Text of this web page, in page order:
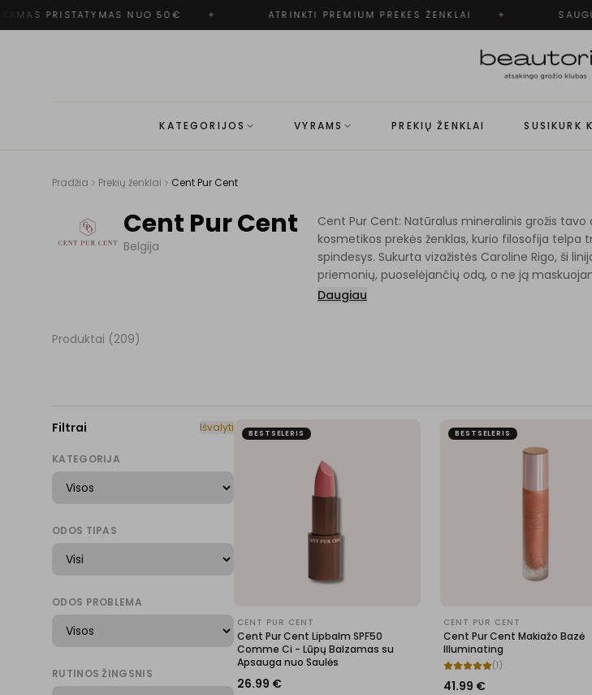
PRISTATYMAS NUO 50€ ATRINKTI PREMIUM PREKĖS ŽENKLAI
KATEGORIJOS VYRAMS PREKIŲ ŽENKLAI SUSIKURK
Pradžia Prekių ženklai Cent Pur Cent
Cent Pur Cent
Belgija
Cent Pur Cent: Natūralus mineralinis grožis
kosmetikos prekės ženklas, kurio filosofija telpa
spindesys. Sukurta vizažistės Caroline Rigo, ši
priemonių, puoselėjančių odą, o ne ją
Daugiau
Produktai (209)
Filtrai Išvalyti
KATEGORIJA
ODOS TIPAS
ODOS PROBLEMA
RUTINOS ŽINGSNIS
BESTSELERIS
CENT PUR CENT
Cent Pur Cent Lipbalm SPF50
Comme Ci - Lūpų Balzamas su
Apsauga nuo Saulės
26.99 €
BESTSELERIS
CENT PUR CENT
Cent Pur Cent Makiažo Bazė
Illuminating
(1 )
41.99 €